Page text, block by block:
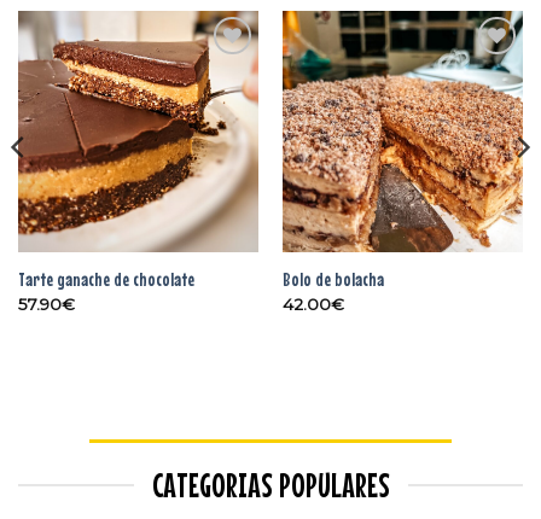
Adicionar
aos
favoritos
Tarte ganache de chocolate
57.90€
Adicionar
aos
favoritos
Bolo de bolacha
42.00€
CATEGORIAS POPULARES